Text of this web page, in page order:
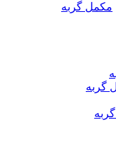
مکمل گربه
گربه